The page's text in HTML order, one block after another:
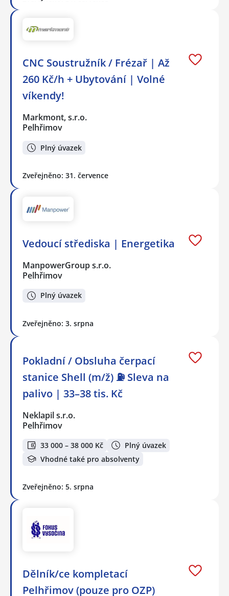
CNC Soustružník / Frézař | Až
260 Kč/h + Ubytování | Volné
víkendy!
Markmont, s.r.o.
Pelhřimov
Plný úvazek
Zveřejněno: 31. července
Vedoucí střediska | Energetika
ManpowerGroup s.r.o.
Pelhřimov
Plný úvazek
Zveřejněno: 3. srpna
Pokladní / Obsluha čerpací
stanice Shell (m/ž) ⛽ Sleva na
palivo | 33–38 tis. Kč
Neklapil s.r.o.
Pelhřimov
33 000 – 38 000 Kč
Plný úvazek
Vhodné také pro absolventy
Zveřejněno: 5. srpna
Dělník/ce kompletací
Pelhřimov (pouze pro OZP)